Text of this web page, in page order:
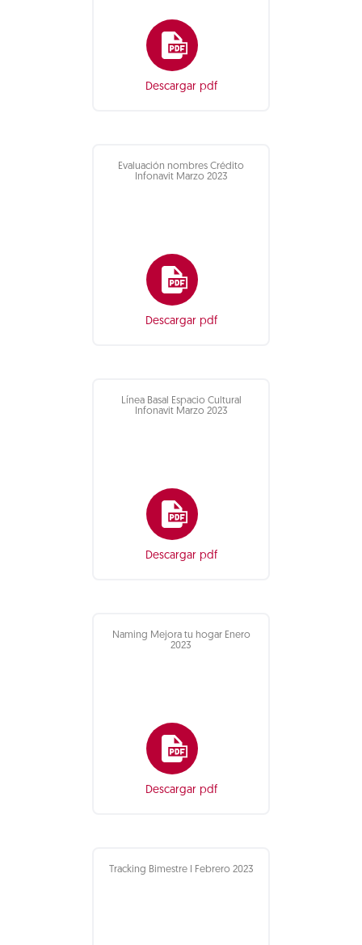
Descargar pdf
Evaluación nombres Crédito
Infonavit Marzo 2023
Descargar pdf
Línea Basal Espacio Cultural
Infonavit Marzo 2023
Descargar pdf
Naming Mejora tu hogar Enero
2023
Descargar pdf
Tracking Bimestre I Febrero 2023